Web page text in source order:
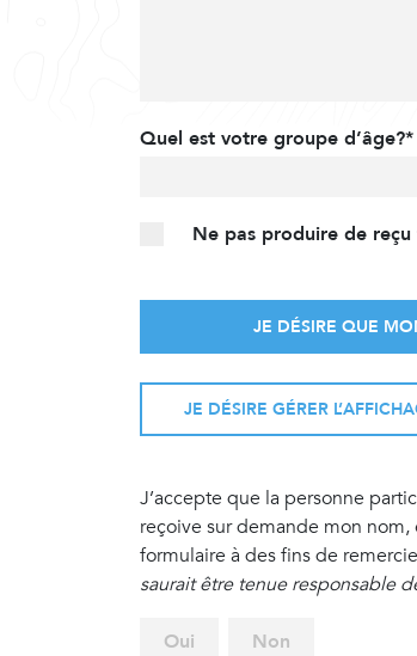
Quel est votre groupe d’âge?*
Ne pas produire de
JE DÉSIRE QUE
JE DÉSIRE GÉRER
J’accepte que la personne
reçoive sur demande mon
formulaire à des fins de
saurait être tenue responsable
Oui Non